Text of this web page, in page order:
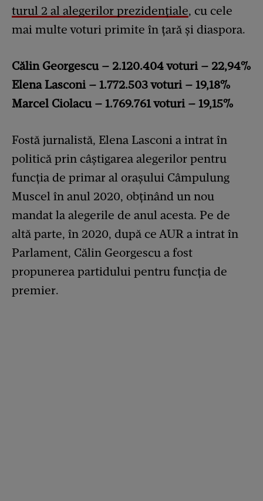
turul 2 al alegerilor prezidențiale, cu cele
mai multe voturi primite în țară și diaspora.
Călin Georgescu – 2.120.404 voturi – 22,94%
Elena Lasconi – 1.772.503 voturi – 19,18%
Marcel Ciolacu – 1.769.761 voturi – 19,15%
Fostă jurnalistă, Elena Lasconi a intrat în
politică prin câștigarea alegerilor pentru
funcția de primar al orașului Câmpulung
Muscel în anul 2020, obținând un nou
mandat la alegerile de anul acesta. Pe de
altă parte, în 2020, după ce AUR a intrat în
Parlament, Călin Georgescu a fost
propunerea partidului pentru funcția de
premier.